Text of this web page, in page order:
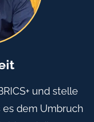
und stelle
es dem Umbruch